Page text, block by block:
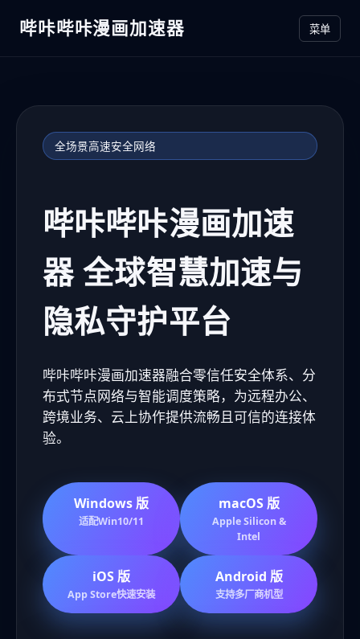
哔咔哔咔漫画加速器 菜单
全场景高速安全网络
哔咔哔咔漫画加速
器 全球智慧加速与
隐私守护平台
哔咔哔咔漫画加速器融合零信任安全体系、分
布式节点网络与智能调度策略，为远程办公、
跨境业务、云上协作提供流畅且可信的连接体
验。
Windows 版
适配Win10/11
macOS 版
Apple Silicon &
Intel
iOS 版
App Store快速安装
Android 版
支持多厂商机型